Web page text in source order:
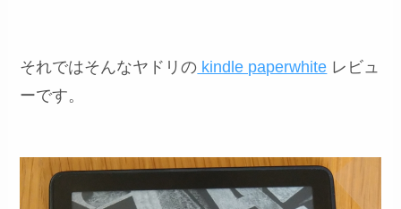
それではそんなヤドリの kindle paperwhite レビュ
ーです。